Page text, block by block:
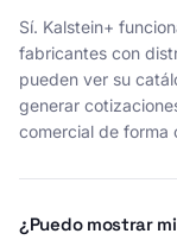
Sí. Kalstein+
fabricantes con
pueden ver su
generar
comercial de forma
¿Puedo mostrar